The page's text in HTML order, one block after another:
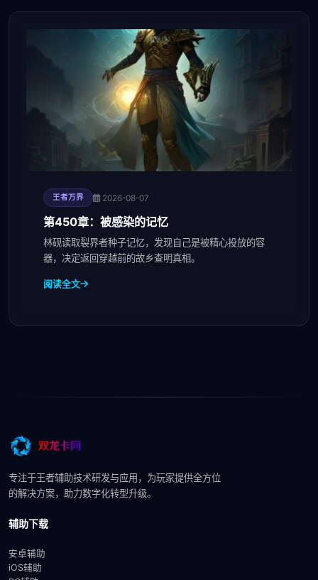
王者万界 2026-08-07
第450章：被感染的记忆
林砚读取裂界者种子记忆，发现自己是被精心投放的容
器，决定返回穿越前的故乡查明真相。
阅读全文
专注于王者辅助技术研发与应用，为玩家提供全方位
的解决方案，助力数字化转型升级。
辅助下载
安卓辅助
iOS辅助